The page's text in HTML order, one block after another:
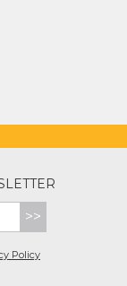
>>
Policy